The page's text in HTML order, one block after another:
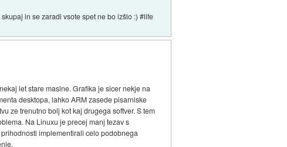
in se zaradi vsote spet ne bo izšlo :) #life
let stare masine. Grafika je sicer nekje na
desktopa, lahko ARM zasede pisarniske
ze trenutno bolj kot kaj drugega softver. S tem
Na Linuxu je precej manj tezav s
implementirali celo podobnega